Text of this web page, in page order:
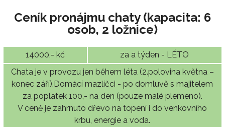
Ceník pronájmu chaty (kapacita: 6
osob, 2 ložnice)
14000,- kč
za a týden - LÉTO
Chata je v provozu jen během léta (2.polovina května –
konec září).Domácí mazlíčci - po domluvě s majitelem
za poplatek 100,- na den (pouze malé plemeno).
V ceně je zahrnuto dřevo na topení i do venkovního
krbu, energie a voda.